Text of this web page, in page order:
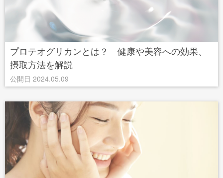
プロテオグリカンとは？ 健康や美容への効果、
摂取方法を解説
公開日 2024.05.09